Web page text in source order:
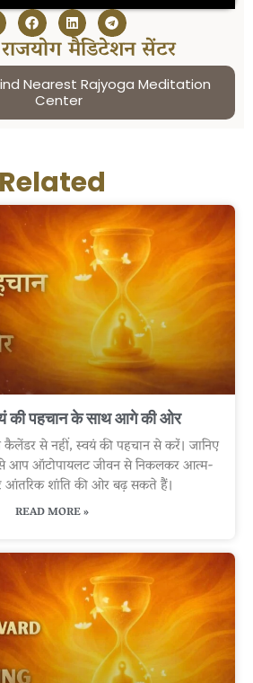
मैडिटेशन सेंटर
Nearest Rajyoga Meditation
Center
Related
की पहचान के साथ आगे की ओर
से नहीं, स्वयं की पहचान से करें। जानिए
आप ऑटोपायलट जीवन से निकलकर आत्म-
शांति की ओर बढ़ सकते हैं।
READ MORE »